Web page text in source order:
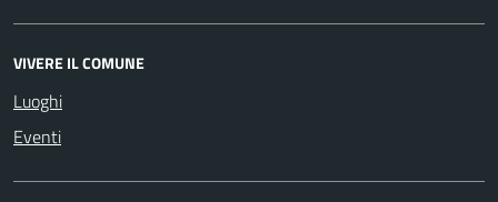
VIVERE IL COMUNE
Luoghi
Eventi